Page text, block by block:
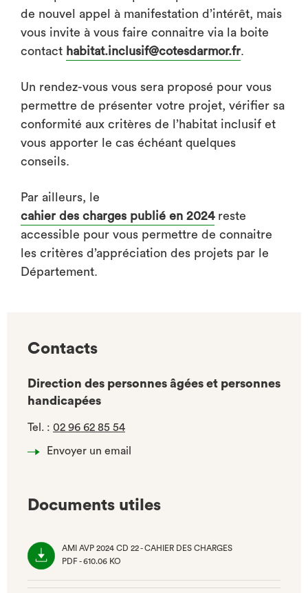
de nouvel appel à manifestation d’intérêt, mais
vous invite à vous faire connaitre via la boite
contact habitat.inclusif@cotesdarmor.fr.
Un rendez-vous vous sera proposé pour vous
permettre de présenter votre projet, vérifier sa
conformité aux critères de l’habitat inclusif et
vous apporter le cas échéant quelques
conseils.
Par ailleurs, le
cahier des charges publié en 2024reste
accessible pour vous permettre de connaitre
les critères d’appréciation des projets par le
Département.
Contacts
Direction des personnes âgées et personnes
handicapées
Tel. : 02 96 62 85 54
Envoyer un email
Documents utiles
AMI AVP 2024 CD 22 - CAHIER DES CHARGES
PDF - 610.06 KO
ONGLET)